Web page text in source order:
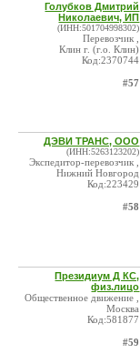
Голубков Дмитрий
Николаевич, ИП
(ИНН:501704998302)
Перевозчик ,
Клин г. (г.о. Клин)
Код:2370744
#57
ДЭВИ ТРАНС, ООО
(ИНН:5263123202)
Экспедитор-перевозчик ,
Нижний Новгород
Код:223429
#58
Президиум Д КС,
физ.лицо
Общественное движение ,
Москва
Код:581877
#59